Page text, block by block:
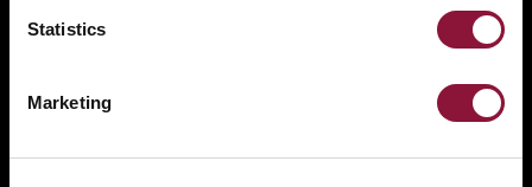
Statistics
Marketing
RESOURCES AND UPDATES